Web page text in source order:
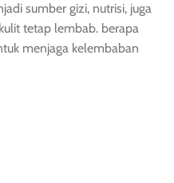
sumber gizi, nutrisi, juga
tetap lembab. berapa
menjaga kelembaban